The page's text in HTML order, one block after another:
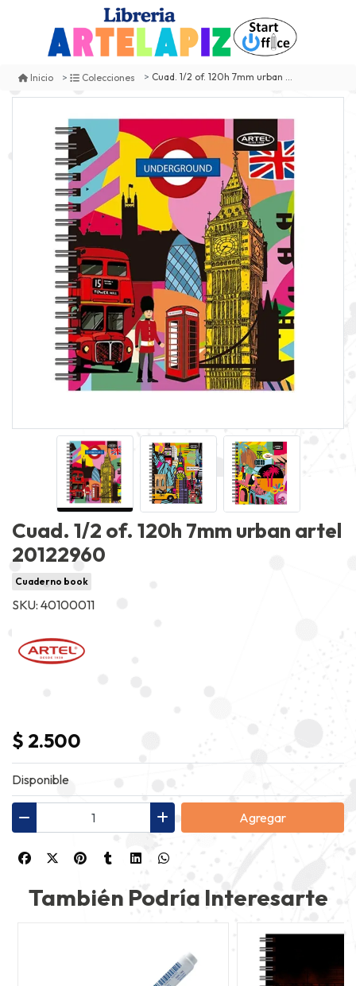
Inicio Colecciones Cuad. 1/2 of. 120h 7mm urban artel 20122960
Cuad. 1/2 of. 120h 7mm urban artel
20122960
Cuaderno book
SKU: 40100011
$ 2.500
Disponible
Agregar
También Podría Interesarte